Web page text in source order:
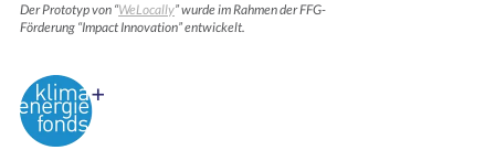
Der Prototyp von “WeLocally” wurde im Rahmen der FFG-
Förderung “Impact Innovation” entwickelt.